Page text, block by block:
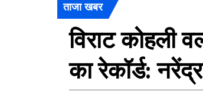
ताजा खबर
विराट कोहली
का रेकॉर्ड: